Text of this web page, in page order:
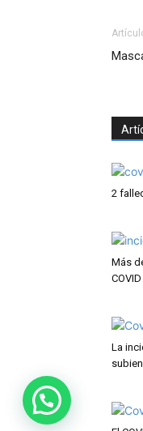
2
Más
COVID
La